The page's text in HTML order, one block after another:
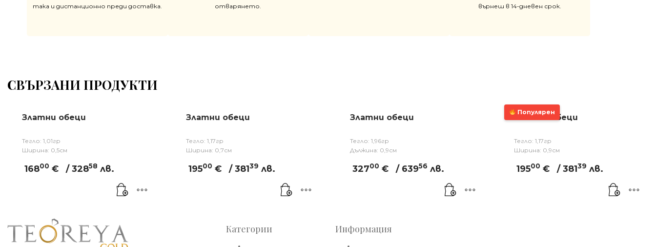
така и дистанционно преди доставка.
отварянето.
върнеш в 14-дневен срок.
СВЪРЗАНИ ПРОДУКТИ
Златни обеци
Тегло: 1,01гр
Ширина: 0,5см
16800 € / 32858 лв.
Златни обеци
Тегло: 1,17гр
Ширина: 0,7см
19500 € / 38139 лв.
Златни обеци
Тегло: 1,96гр
Дължина: 0,9см
32700 € / 63956 лв.
Популярен
Златни обеци
Тегло: 1,17гр
Ширина: 0,9см
19500 € / 38139 лв.
Категории Информация